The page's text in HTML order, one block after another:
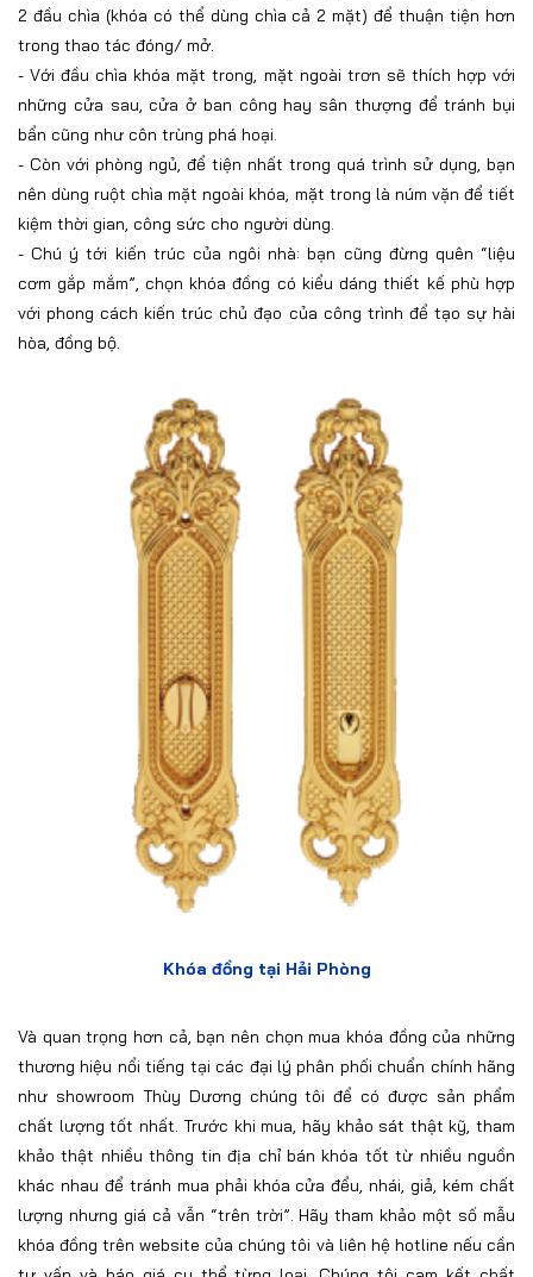
2 đầu chìa (khóa có thể dùng chìa cả 2 mặt) để thuận tiện hơn
trong thao tác đóng/ mở.
- Với đầu chìa khóa mặt trong, mặt ngoài trơn sẽ thích hợp với
những cửa sau, cửa ở ban công hay sân thượng để tránh bụi
bẩn cũng như côn trùng phá hoại.
- Còn với phòng ngủ, để tiện nhất trong quá trình sử dụng, bạn
nên dùng ruột chìa mặt ngoài khóa, mặt trong là núm vặn để tiết
kiệm thời gian, công sức cho người dùng.
- Chú ý tới kiến trúc của ngôi nhà: bạn cũng đừng quên “liệu
cơm gắp mắm”, chọn khóa đồng có kiểu dáng thiết kế phù hợp
với phong cách kiến trúc chủ đạo của công trình để tạo sự hài
hòa, đồng bộ.
Khóa đồng tại Hải Phòng
Và quan trọng hơn cả, bạn nên chọn mua khóa đồng của những
thương hiệu nổi tiếng tại các đại lý phân phối chuẩn chính hãng
như showroom Thùy Dương chúng tôi để có được sản phẩm
chất lượng tốt nhất. Trước khi mua, hãy khảo sát thật kỹ, tham
khảo thật nhiều thông tin địa chỉ bán khóa tốt từ nhiều nguồn
khác nhau để tránh mua phải khóa cửa đểu, nhái, giả, kém chất
lượng nhưng giá cả vẫn “trên trời”. Hãy tham khảo một số mẫu
khóa đồng trên website của chúng tôi và liên hệ hotline nếu cần